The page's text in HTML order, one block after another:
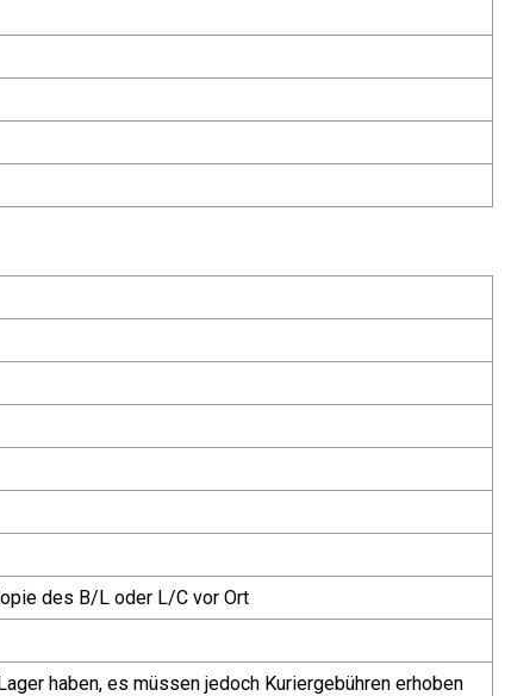
des B/L oder L/C vor Ort
haben, es müssen jedoch Kuriergebühren erhoben